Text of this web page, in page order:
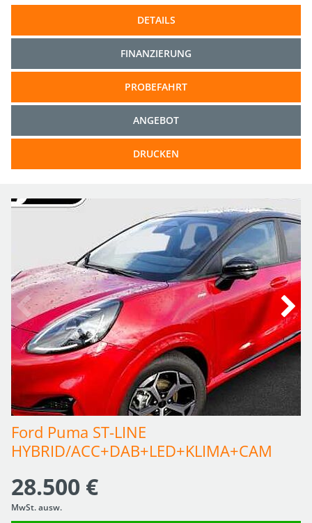
DETAILS
FINANZIERUNG
PROBEFAHRT
ANGEBOT
DRUCKEN
Ford Puma ST-LINE
HYBRID/ACC+DAB+LED+KLIMA+CAM
28.500 €
MwSt. ausw.